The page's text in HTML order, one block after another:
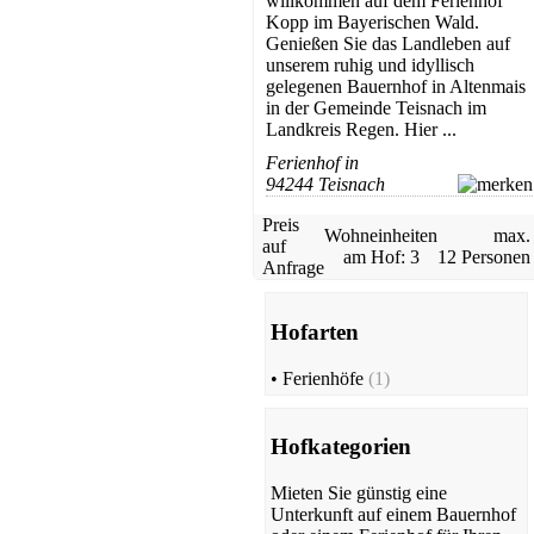
Bauernhof
Waldmünchen
ab 27 EUR/Tag
Preis auf Anfrage
Kopp im Bayerischen Wald.
Genießen Sie das Landleben auf
unserem ruhig und idyllisch
gelegenen Bauernhof in Altenmais
in der Gemeinde Teisnach im
Landkreis Regen. Hier ...
Ferienhof in
94244 Teisnach
Preis
auf
Anfrage
Wohneinheiten
am Hof: 3
max.
12 Personen
Hofarten
• Ferienhöfe (1)
Hofkategorien
Mieten Sie günstig eine
Unterkunft auf einem Bauernhof